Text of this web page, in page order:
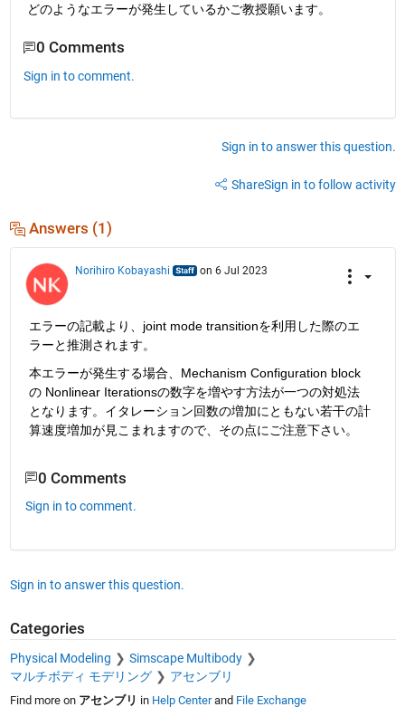
どのようなエラーが発生しているかご教授願います。
0 Comments
Sign in to comment.
Sign in to answer this question.
ShareSign in to follow activity
Answers (1)
Norihiro Kobayashi on 6 Jul 2023
エラーの記載より、joint mode transitionを利用した際のエ
ラーと推測されます。
本エラーが発生する場合、Mechanism Configuration block
の Nonlinear Iterationsの数字を増やす方法が一つの対処法
となります。イタレーション回数の増加にともない若干の計
算速度増加が見こまれますので、その点にご注意下さい。
0 Comments
Sign in to comment.
Sign in to answer this question.
Categories
Physical Modeling
Simscape Multibody
マルチボディ モデリング
アセンブリ
Find more on アセンブリ in Help Centerand File Exchange